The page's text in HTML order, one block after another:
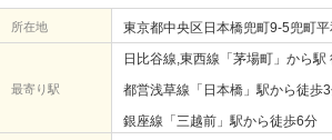
所在地 東京都中央区日本橋兜町9-5兜町
最寄り駅
日比谷線,東西線「茅場町」から駅
都営浅草線「日本橋」駅から徒歩
銀座線「三越前」駅から徒歩6分